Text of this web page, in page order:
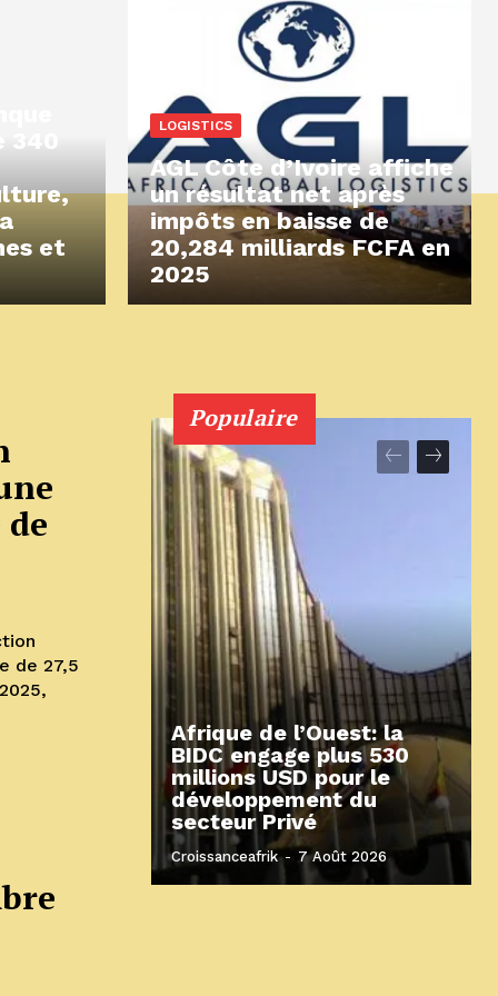
340
et
LOGISTICS
AGL Côte d’Ivoire affiche
un résultat net après
impôts en baisse de
20,284 milliards FCFA en
2025
de 27,5
Populaire
Afrique de l’Ouest: la
BIDC engage plus 530
millions USD pour le
développement du
secteur Privé
Croissanceafrik - 7 Août 2026